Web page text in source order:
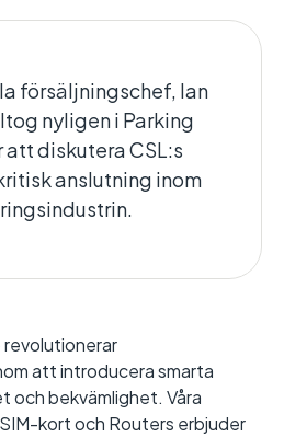
försäljningschef, Ian
nyligen i Parking
diskutera CSL:s
anslutning inom
att introducera smarta
och bekvämlighet. Våra
kort och Routers erbjuder